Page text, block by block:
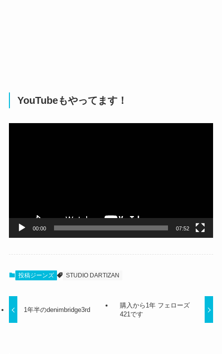
YouTubeもやってます！
00:00 07:52
投稿ジーンズ STUDIO DARTIZAN
1年半のdenimbridge3rd
購入から1年 フェローズ
421です